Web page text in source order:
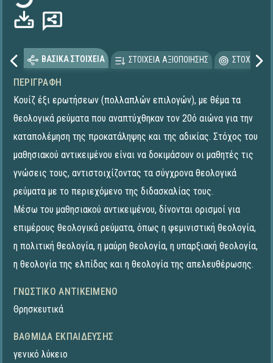
ΒΑΣΙΚΑ ΣΤΟΙΧΕΙΑ ΣΤΟΙΧΕΙΑ ΑΞΙΟΠΟΙΗΣΗΣ
ΠΕΡΙΓΡΑΦΉ
Κουίζ έξι ερωτήσεων (πολλαπλών επιλογών), με θέμα τα
θεολογικά ρεύματα που αναπτύχθηκαν τον 20ό αιώνα για την
καταπολέμηση της προκατάληψης και της αδικίας. Στόχος του
μαθησιακού αντικειμένου είναι να δοκιμάσουν οι μαθητές τις
γνώσεις τους, αντιστοιχίζοντας τα σύγχρονα θεολογικά
ρεύματα με το περιεχόμενο της διδασκαλίας τους.
Μέσω του μαθησιακού αντικειμένου, δίνονται ορισμοί για
επιμέρους θεολογικά ρεύματα, όπως η φεμινιστική θεολογία,
η πολιτική θεολογία, η μαύρη θεολογία, η υπαρξιακή θεολογία,
η θεολογία της ελπίδας και η θεολογία της απελευθέρωσης.
ΓΝΩΣΤΙΚΌ ΑΝΤΙΚΕΊΜΕΝΟ
Θρησκευτικά
ΒΑΘΜΊΔΑ ΕΚΠΑΊΔΕΥΣΗΣ
γενικό λύκειο